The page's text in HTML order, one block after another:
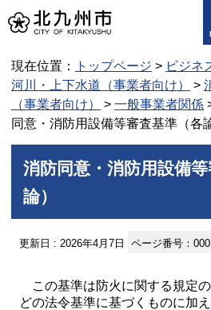
現在位置： トップページ > ビジネ
河川・上下水道（事業者向け）
>
（事業者向け）
> 一般事業者関係
同意・消防用設備等審査基準（各
消防同意・消防用設備
論）
更新日 : 2026年4月7日 ページ番号：
この基準は防火に関する規定
どの法令基準に基づくものに加